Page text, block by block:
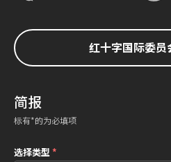
红十字国际委员
简报
标有*的为必填项
选择类型*